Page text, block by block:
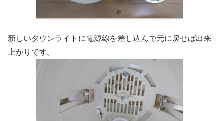
新しいダウンライトに電源線を差し込んで元に戻せば出来
上がりです。